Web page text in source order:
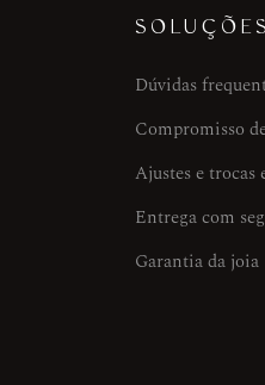
SOLUÇÕES
Dúvidas
Compromisso
Ajustes e trocas
Entrega com
Garantia da joia